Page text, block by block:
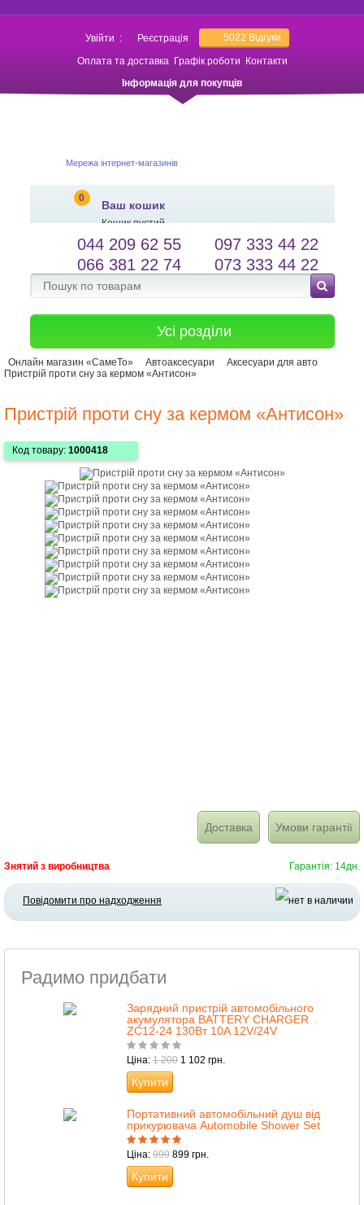
Увійти : Реєстрація 5022 Відгуки
Оплата та доставка Графік роботи
Контакти
Інформація для покупців
Мережа інтернет-магазинів
0
Ваш кошик
Кошик пустий
salessameto@gmail.com
Зворотній зв'язок
Мова сайту
044 209 62 55
097 333 44 22
066 381 22 74
073 333 44 22
Усі розділи
Онлайн магазин «СамеТо» Автоаксесуари
Аксесуари для авто
Пристрій проти сну за кермом «Антисон»
Пристрій проти сну за кермом «Антисон»
Код товару: 1000418
Доставка Умови гарантії
Знятий з виробництва Гарантія: 14дн.
Повідомити про надходження
Радимо придбати
Зарядний пристрій автомобільного
акумулятора BATTERY CHARGER
ZC12-24 130Вт 10A 12V/24V
Ціна: 1 200 1 102 грн.
Купити
Портативний автомобільний душ від
прикурювача Automobile Shower Set
Ціна: 999 899 грн.
Купити